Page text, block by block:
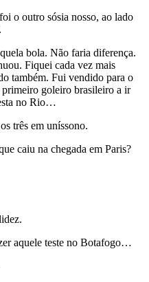
o outro sósia nosso, ao lado
bola. Não faria diferença.
Fiquei cada vez mais
também. Fui vendido para o
goleiro brasileiro a ir
no Rio…
três em uníssono.
caiu na chegada em Paris?
aquele teste no Botafogo…